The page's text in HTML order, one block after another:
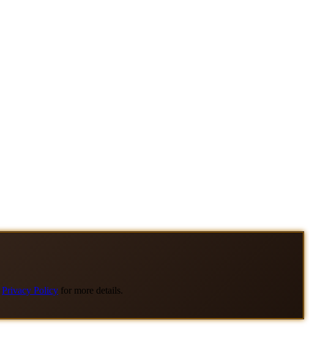
Privacy Policy for more details.